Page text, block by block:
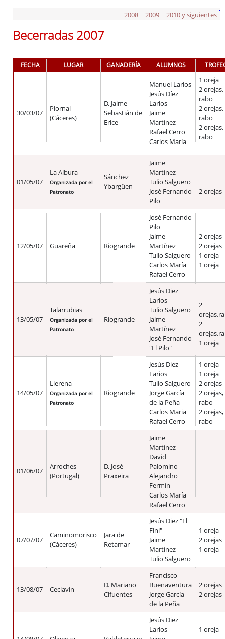
2008 2009 2010 y siguientes
Becerradas 2007
FECHA LUGAR GANADERÍA ALUMNOS
30/03/07
Piornal
(Cáceres)
D. Jaime
Sebastián de
Erice
Manuel Larios
Jesús Díez
Larios
Jaime
Martínez
Rafael Cerro
Carlos María
1 oreja
2 orejas,
rabo
2 orejas,
rabo
2 orejas,
rabo
01/05/07
La Albura
Organizada por el
Patronato
Sánchez
Ybargüen
Jaime
Martínez
Tulio Salguero
José Fernando
Pilo
2 orejas
12/05/07 Guareña Riogrande
José Fernando
Pilo
Jaime
Martínez
Tulio Salguero
Carlos María
Rafael Cerro
2 orejas
2 orejas
1 oreja
1 oreja
13/05/07
Talarrubias
Organizada por el
Patronato
Riogrande
Jesús Diez
Larios
Tulio Salguero
Jaime
Martínez
José Fernando
"El Pilo"
2
2
1 oreja
14/05/07
Llerena
Organizada por el
Patronato
Riogrande
Jesús Diez
Larios
Tulio Salguero
Jorge García
de la Peña
Carlos Maria
Rafael Cerro
1 oreja
1 oreja
2 orejas
2 orejas,
rabo
2 orejas,
rabo
01/06/07
Arroches
(Portugal)
D. José
Praxeira
Jaime
Martínez
David
Palomino
Alejandro
Fermín
Carlos María
Rafael Cerro
07/07/07
Caminomorisco
(Cáceres)
Jara de
Retamar
Jesús Diez "El
Fini"
Jaime
Martínez
Tulio Salguero
1 oreja
2 orejas
1 oreja
13/08/07 Ceclavin
D. Mariano
Cifuentes
Francisco
Buenaventura
Jorge García
de la Peña
2 orejas
2 orejas
Jesús Diez
Larios
1 oreja